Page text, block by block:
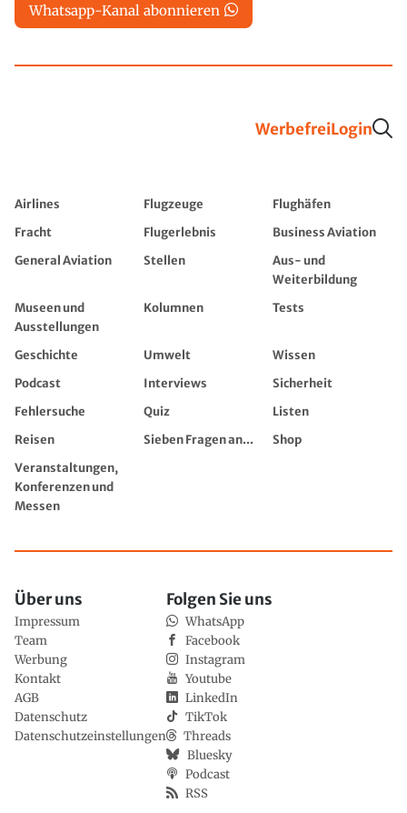
Whatsapp-Kanal abonnieren
WerbefreiLogin
Airlines Flugzeuge
Flughäfen
Fracht
Flugerlebnis
Business Aviation
General Aviation
Stellen
Aus- und
Weiterbildung
Museen und
Ausstellungen
Kolumnen Tests
Geschichte Umwelt
Wissen
Podcast
Interviews
Sicherheit
Fehlersuche
Quiz
Listen
Reisen
Sieben Fragen an...
Shop
Veranstaltungen,
Konferenzen und
Messen
Über uns
Impressum
Team
Werbung
Kontakt
AGB
Datenschutz
Datenschutzeinstellungen
Folgen Sie uns
WhatsApp
Facebook
Instagram
Youtube
LinkedIn
TikTok
Threads
Bluesky
Podcast
RSS